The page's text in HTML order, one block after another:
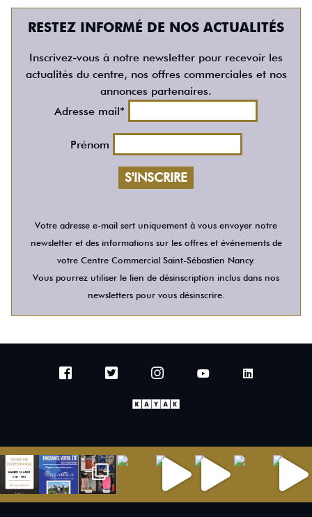
RESTEZ INFORMÉ DE NOS ACTUALITÉS
Inscrivez-vous à notre newsletter pour recevoir les
actualités du centre, nos offres commerciales et nos
annonces partenaires.
Adresse mail*
Prénom
Votre adresse e-mail sert uniquement à vous envoyer notre
newsletter et des informations sur les offres et événements de
votre Centre Commercial Saint-Sébastien Nancy.
Vous pourrez utiliser le lien de désinscription inclus dans nos
newsletters pour vous désinscrire.